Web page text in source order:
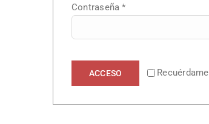
Contraseña*Obligatorio
Recuérdame
ACCESO